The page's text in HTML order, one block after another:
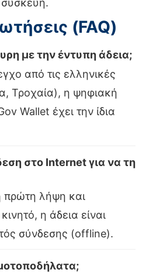
(FAQ)
με την έντυπη άδεια;
από τις ελληνικές
Τροχαία), η ψηφιακή
Wallet έχει την ίδια
στο Internet για να τη
πρώτη λήψη και
η άδεια είναι
σύνδεσης (offline).
μοτοποδήλατα;